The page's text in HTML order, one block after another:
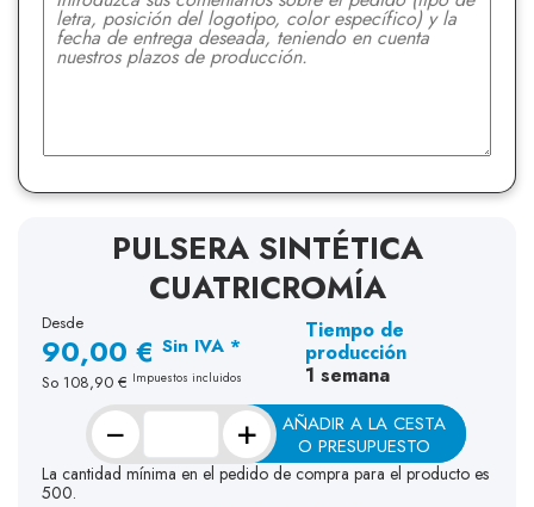
PULSERA SINTÉTICA
CUATRICROMÍA
Desde
90,00 € Sin IVA *
So 108,90 € Impuestos incluidos
Tiempo de
producción
1 semana
− +
AÑADIR A LA CESTA
O PRESUPUESTO
La cantidad mínima en el pedido de compra para el producto es
500.